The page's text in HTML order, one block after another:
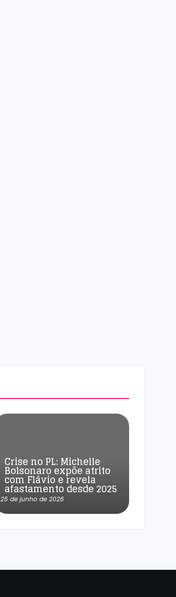
Crise no PL: Michelle
Bolsonaro expõe atrito
com Flávio e revela
afastamento desde 2025
25 de junho de 2026